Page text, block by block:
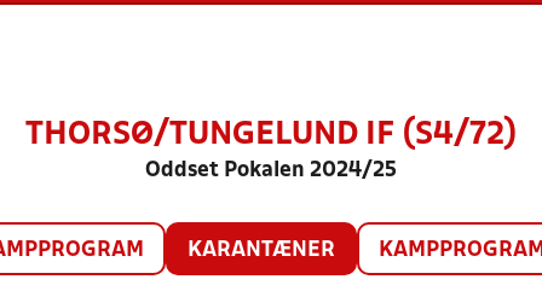
THORSØ/TUNGELUND IF (S4/72)
Oddset Pokalen 2024/25
KARANTÆNER